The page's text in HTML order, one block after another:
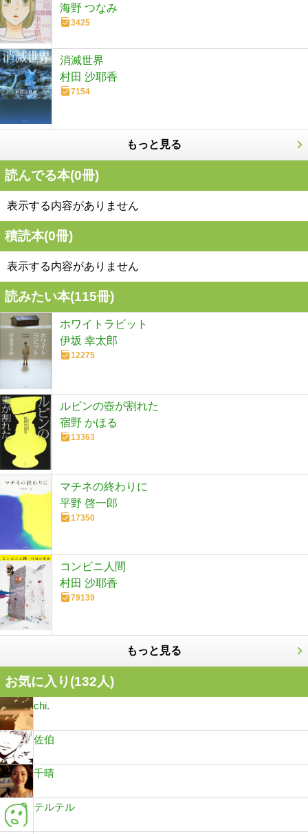
海野 つなみ
3425
消滅世界
村田 沙耶香
7154
もっと見る
読んでる本(0冊)
表示する内容がありません
積読本(0冊)
表示する内容がありません
読みたい本(115冊)
ホワイトラビット
伊坂 幸太郎
12275
ルビンの壺が割れた
宿野 かほる
13363
マチネの終わりに
平野 啓一郎
17350
コンビニ人間
村田 沙耶香
79139
もっと見る
お気に入り(132人)
chi.
佐伯
千晴
テルテル